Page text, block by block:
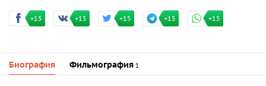
+15 +15 +15 +15 +15
Биография Фильмография 1